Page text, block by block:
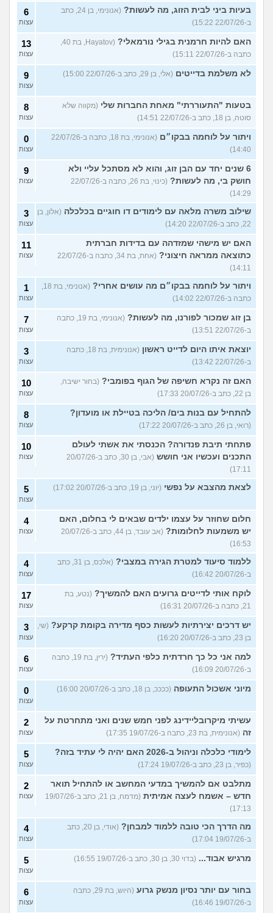
בעיות ביני לבית הזוג, מה לעשות?
(אנונימי, בן 24, כתב
ב-22/07/26 15:22)
6
עצות
האם להיות חרמנית בגילי נורמאלי?
(Hayatov, בת 40,
כתבה ב-22/07/26 15:11)
13
עצות
לא משלמת בדייטים (אלי, בן 29, כתב ב-22/07/26 15:00) 9
עצות
בטעות "התעוררתי" מאחת החברות שלי (מקווה שלא
סוטה, בן 18, כתב ב-22/07/26 14:51)
8
עצות
ויתור על לוחמה בבקו״ם
(אנונימי, בת 18, כתבה ב-22/07/26
14:40)
0
עצות
6 שנים יחד עם הבן זוג, והוא לא מסתכל עליי ולא
חושק בי, מה לעשות?
(כינוי, בת 26, כתבה ב-22/07/26
14:29)
9
עצות
שילוב משרה מלאה עם לימודים דו חוגיים בכלכלה (אלון, בן
22, כתב ב-22/07/26 14:20)
3
עצות
האם יש מישהי שמזדהה עם בדידות חברתית
כתוצאה ממראה חיצוני?
(אחת, בת 34, כתבה ב-22/07/26
14:11)
11
עצות
ויתור על לוחמה בבקו״ם מה עושים אחרי?
(אנונימי, בת 18,
כתבה ב-22/07/26 14:02)
1
עצות
בן זוג שמכור לפורנו, מה לעשות?
(אנונימי, בת 19, כתבה
ב-22/07/26 13:51)
7
עצות
יוצאת איתו היום לדייט ראשון
(אנונימית, בת 18, כתבה
ב-22/07/26 13:42)
3
עצות
האם זה נקרא חשיפה של הגוף בפומבי? (בחור ישיבה,
בן 22, כתב ב-20/07/26 17:33)
10
עצות
להתחיל עם בנות בים/ הליכה בטיילת או מועדון?
(רואי, בן 26, כתב ב-20/07/26 17:22)
8
עצות
פתחתי תיבת פנדורה? הכנסתי את אשתי לעולם
התכנים ועכשיו אני חושש
(אבי, בן 30, כתב ב-20/07/26
17:11)
10
עצות
לצאת מהצבא על נפשי (יוני, בן 19, כתב ב-20/07/26 17:02) 5
עצות
חלום שחוזר על עצמו ילדים שבאים לי בחלום, האם
יש משמעות לחלומות?
(אב עובד, בן 44, כתב ב-20/07/26
16:53)
4
עצות
ללמוד סיעוד למטרת הגירה במצבי?
(אלכס, בן 31, כתב
ב-20/07/26 16:42)
4
עצות
לוקח אותי לדייטים גרועים האם להמשיך? (נטע, בת
21, כתבה ב-20/07/26 16:31)
17
עצות
יש דרכים יצירתיות לעשות כסף מדירה בקומת קרקע? (שי,
בן 23, כתב ב-20/07/26 16:20)
3
עצות
למה אני כל כך חרדתית כלפי העתיד?
(ירין, בת 19, כתבה
ב-20/07/26 16:09)
6
עצות
מיוני אשכול התעופה (ככככ, בן 18, כתב ב-20/07/26 16:00) 0
עצות
עשיתי מיקרובליידינג לפני חמש שנים ואני מתחרטת על
זה (אנונימית, בת 23, כתבה ב-19/07/26 17:35)
2
עצות
לימודי כלכלה וניהול ב-2026 האם יהיה לי עתיד בזה?
(כפיר, בן 23, כתב ב-19/07/26 17:24)
5
עצות
מתלבט אם להמשיך במדעי המחשב או להתחיל תואר
חדש – אשמח לעצה אמיתית
(מדמח, בן 21, כתב ב-19/07/26
17:13)
2
עצות
מה הדרך הכי טובה ללמוד למבחן?
(אודי, בן 20, כתב
ב-19/07/26 17:04)
4
עצות
מרגיש אבוד... (בדוי 30, בן 30, כתב ב-19/07/26 16:55) 5
עצות
בחור עם יותר נסיון מנשק גרוע
(היוש, בת 29, כתבה
ב-19/07/26 16:46)
6
עצות